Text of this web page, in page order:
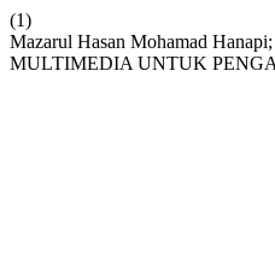
(1)
Mazarul Hasan Mohamad
MULTIMEDIA UNTUK